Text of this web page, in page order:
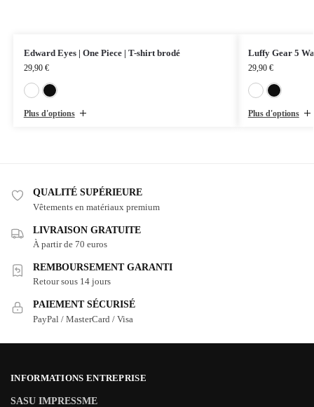
Edward Eyes | One Piece | T-shirt brodé
29,90 €
Plus d'options
Luffy Gear 5
29,90 €
Plus d'options
QUALITÉ SUPÉRIEURE
Vêtements en matériaux premium
LIVRAISON GRATUITE
À partir de 70 euros
REMBOURSEMENT GARANTI
Retour sous 14 jours
PAIEMENT SÉCURISÉ
PayPal / MasterCard / Visa
INFORMATIONS ENTREPRISE
SASU IMPRESSME